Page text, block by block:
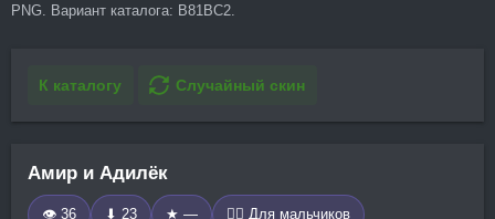
PNG. Вариант каталога: B81BC2.
К каталогу Случайный скин
Амир и Адилёк
👁 36 ⬇ 23 ★ — 🧍‍♂️ Для мальчиков